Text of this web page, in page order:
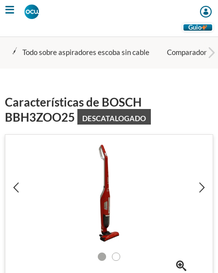
Skip
to
content
Guio
Todo sobre aspiradores escoba sin cable Comparador
Características de BOSCH
BBH3ZOO25
DESCATALOGADO